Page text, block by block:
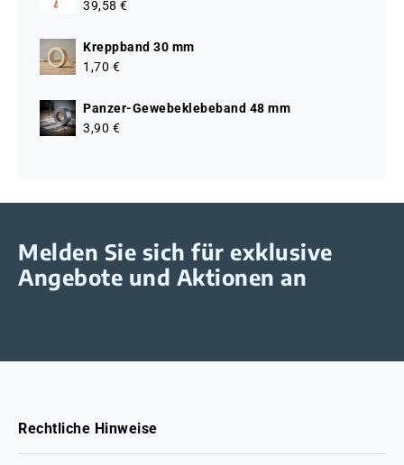
39,58 €
Kreppband 30 mm
1,70 €
Panzer-Gewebeklebeband 48 mm
3,90 €
Melden Sie sich für exklusive
Angebote und Aktionen an
Rechtliche Hinweise